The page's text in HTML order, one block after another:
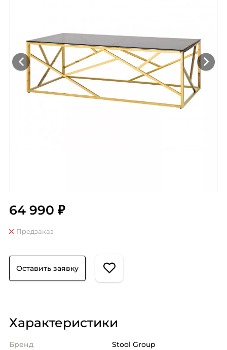
64 990 ₽
Предзаказ
Оставить заявку
Характеристики
Бренд
Stool Group